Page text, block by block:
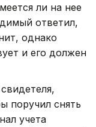
ли на нее
ответил,
однако
и его должен
поручил снять
учета